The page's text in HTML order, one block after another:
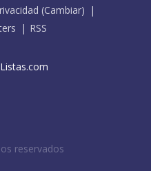
(Cambiar)
RSS
reservados